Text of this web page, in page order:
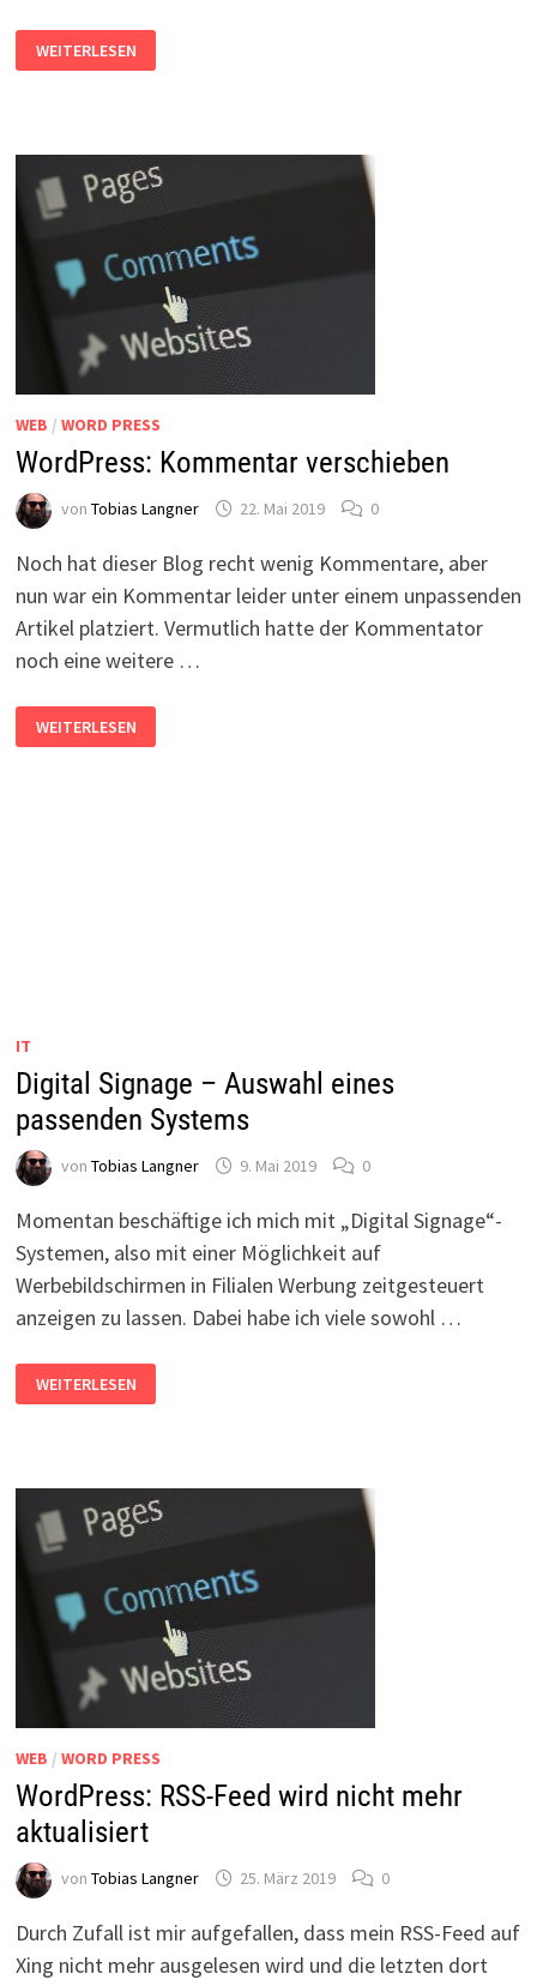
REVISIONEN
LÖSCHEN
WEITERLESEN
WEB / WORD PRESS
WordPress: Kommentar verschieben
von Tobias Langner 22. Mai 2019 0
Noch hat dieser Blog recht wenig Kommentare, aber
nun war ein Kommentar leider unter einem unpassenden
Artikel platziert. Vermutlich hatte der Kommentator
noch eine weitere …
KOMMENTAR
VERSCHIEBEN
WEITERLESEN
IT
Digital Signage – Auswahl eines
passenden Systems
von Tobias Langner 9. Mai 2019 0
Momentan beschäftige ich mich mit „Digital Signage“-
Systemen, also mit einer Möglichkeit auf
Werbebildschirmen in Filialen Werbung zeitgesteuert
anzeigen zu lassen. Dabei habe ich viele sowohl …
SIGNAGE
–
WEITERLESEN
WEB / WORD PRESS
WordPress: RSS-Feed wird nicht mehr
aktualisiert
von Tobias Langner 25. März 2019 0
Durch Zufall ist mir aufgefallen, dass mein RSS-Feed auf
Xing nicht mehr ausgelesen wird und die letzten dort